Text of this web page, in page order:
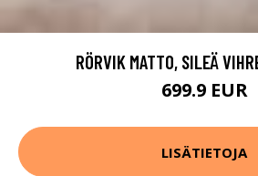
RÖRVIK MATTO, SILEÄ
699.9 EUR
LISÄTIETOJA